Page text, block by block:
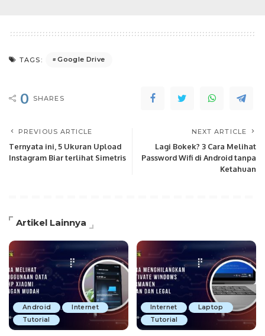
TAGS: Google Drive
0 SHARES
PREVIOUS ARTICLE
Ternyata ini, 5 Ukuran Upload
Instagram Biar terlihat Simetris
NEXT ARTICLE
Lagi Bokek? 3 Cara Melihat
Password Wifi di Android tanpa
Ketahuan
Artikel Lainnya
Android
Internet
Tutorial
Internet
Laptop
Tutorial